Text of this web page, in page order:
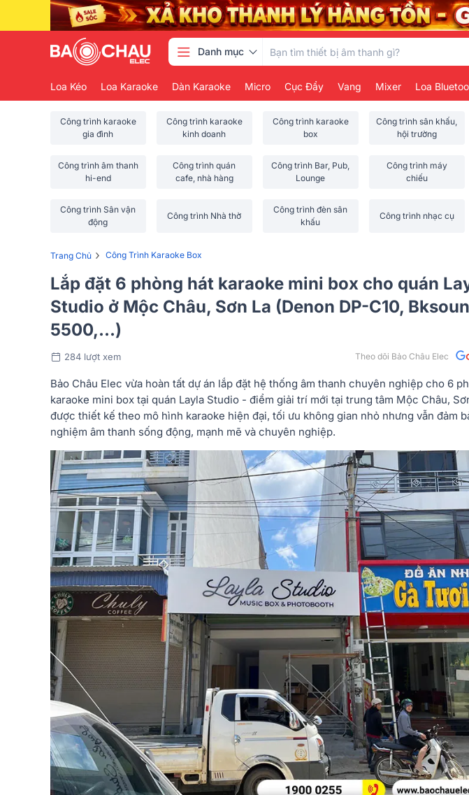
Danh mục
Loa Kéo Loa Karaoke Dàn Karaoke Micro Cục Đẩy Vang Mixer Loa
Công trình karaoke
gia đình
Công trình karaoke
kinh doanh
Công trình karaoke
box
Công trình sân khấu,
hội trường
Công trình âm thanh
hi-end
Công trình quán
cafe, nhà hàng
Công trình Bar, Pub,
Lounge
Công trình máy
chiếu
Công trình Sân vận
động
Công trình Nhà thờ
Công trình đèn sân
khấu
Công trình nhạc cụ
Trang Chủ › Công Trình Karaoke Box
Lắp đặt 6 phòng hát karaoke mini box cho quán
Studio ở Mộc Châu, Sơn La (Denon DP-C10,
5500,...)
284 lượt xem Theo dõi Bảo Châu Elec
Bảo Châu Elec vừa hoàn tất dự án lắp đặt hệ thống âm thanh chuyên nghiệp cho 6
karaoke mini box tại quán Layla Studio - điểm giải trí mới tại trung tâm Mộc Châu,
được thiết kế theo mô hình karaoke hiện đại, tối ưu không gian nhỏ nhưng vẫn đảm
nghiệm âm thanh sống động, mạnh mẽ và chuyên nghiệp.